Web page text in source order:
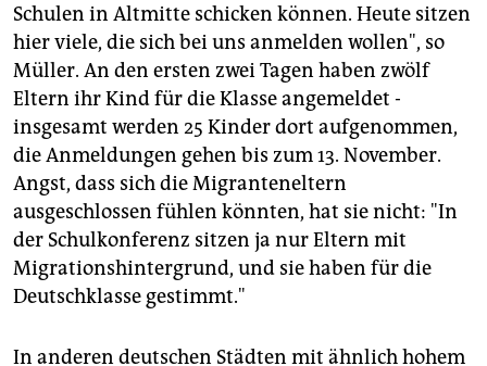
Schulen in Altmitte schicken können. Heute sitzen
hier viele, die sich bei uns anmelden wollen", so
Müller. An den ersten zwei Tagen haben zwölf
Eltern ihr Kind für die Klasse angemeldet -
insgesamt werden 25 Kinder dort aufgenommen,
die Anmeldungen gehen bis zum 13. November.
Angst, dass sich die Migranteneltern
ausgeschlossen fühlen könnten, hat sie nicht: "In
der Schulkonferenz sitzen ja nur Eltern mit
Migrationshintergrund, und sie haben für die
Deutschklasse gestimmt."
In anderen deutschen Städten mit ähnlich hohem